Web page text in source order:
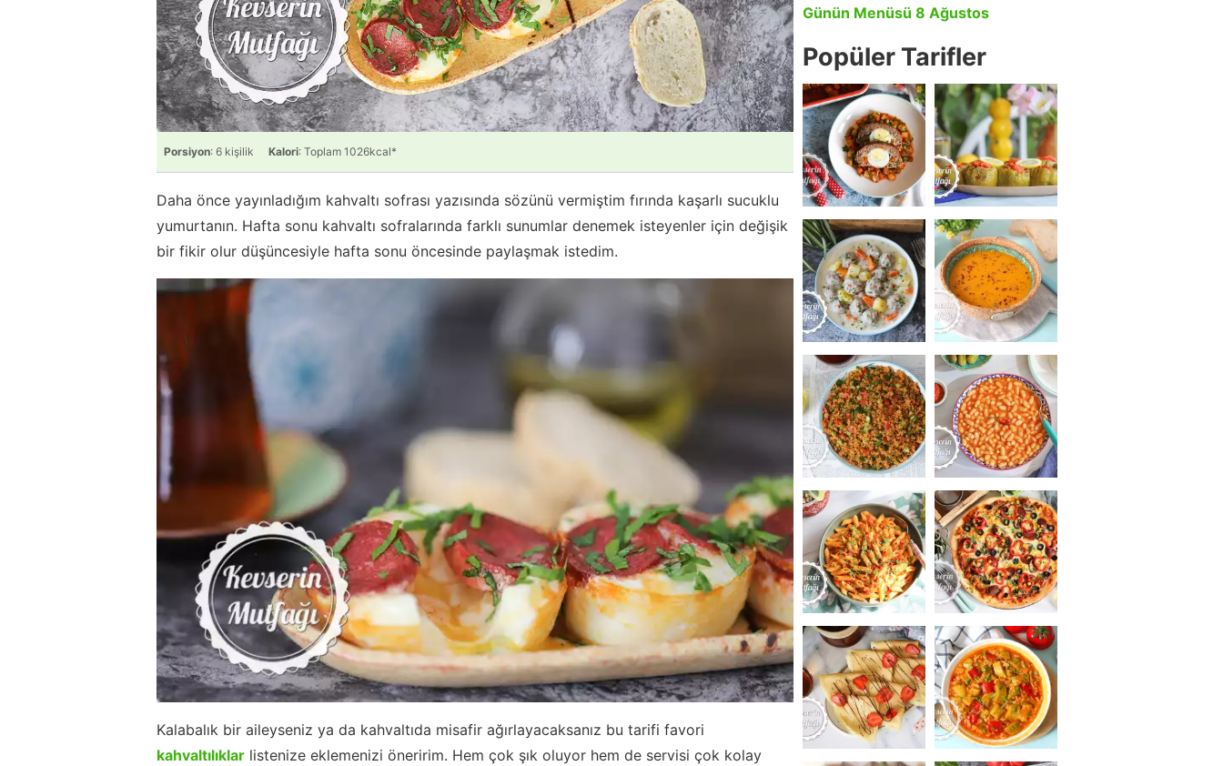
Porsiyon: 6 kişilik Kalori: Toplam 1026kcal*
Daha önce yayınladığım kahvaltı sofrası yazısında sözünü vermiştim fırında kaşarlı sucuklu
yumurtanın. Hafta sonu kahvaltı sofralarında farklı sunumlar denemek isteyenler için değişik
bir fikir olur düşüncesiyle hafta sonu öncesinde paylaşmak istedim.
Kalabalık bir aileyseniz ya da kahvaltıda misafir ağırlayacaksanız bu tarifi favori
kahvaltılıklar listenize eklemenizi öneririm. Hem çok şık oluyor hem de servisi çok kolay
Günün Menüsü 8 Ağustos
Popüler Tarifler